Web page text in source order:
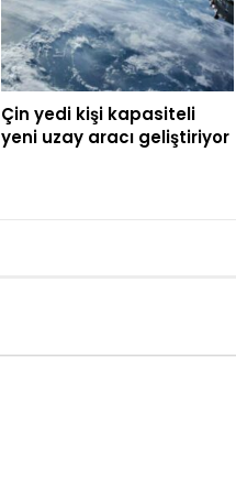
Çin yedi kişi kapasiteli
yeni uzay aracı geliştiriyor